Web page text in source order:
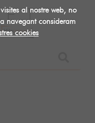
al nostre web, no
navegant consideram
cookies
SOBRE